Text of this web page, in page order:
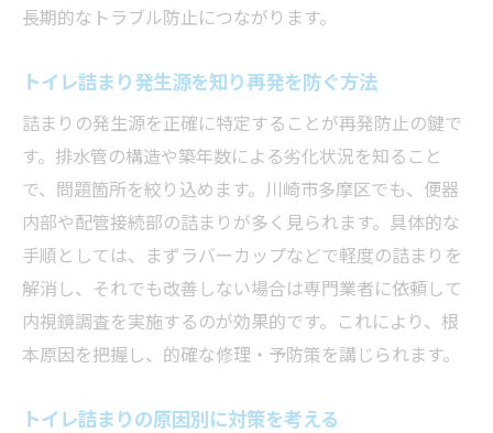
長期的なトラブル防止につながります。
トイレ詰まり発生源を知り再発を防ぐ方法
詰まりの発生源を正確に特定することが再発防止の鍵で
す。排水管の構造や築年数による劣化状況を知ること
で、問題箇所を絞り込めます。川崎市多摩区でも、便器
内部や配管接続部の詰まりが多く見られます。具体的な
手順としては、まずラバーカップなどで軽度の詰まりを
解消し、それでも改善しない場合は専門業者に依頼して
内視鏡調査を実施するのが効果的です。これにより、根
本原因を把握し、的確な修理・予防策を講じられます。
トイレ詰まりの原因別に対策を考える